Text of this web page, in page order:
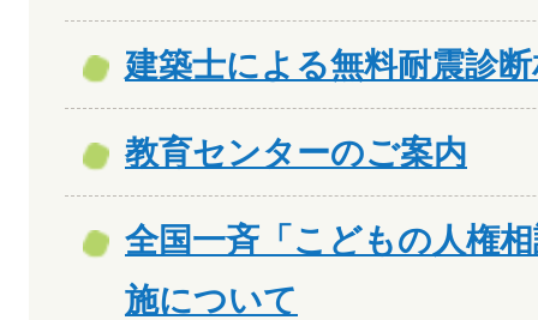
建築士による無料耐震診
教育センターのご案内
全国一斉「こどもの人権
施について